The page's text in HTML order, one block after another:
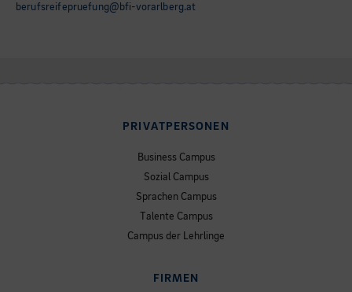
berufsreifepruefung@bfi-vorarlberg.at
PRIVATPERSONEN
Business Campus
Sozial Campus
Sprachen Campus
Talente Campus
Campus der Lehrlinge
FIRMEN